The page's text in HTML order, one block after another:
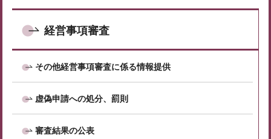
経営事項審査
その他経営事項審査に係る情報提供
虚偽申請への処分、罰則
審査結果の公表